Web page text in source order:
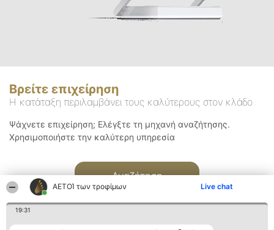
ΑΕΤΟΊ των τροφίμων Live chat
19:31
Βρείτε επιχείρηση
Η κατάταξη περιλαμβάνει τους καλύτερους στον κλάδο
Ψάχνετε επιχείρηση; Ελέγξτε τη μηχανή αναζήτησης.
Χρησιμοποιήστε την καλύτερη υπηρεσία
Αναζήτηση